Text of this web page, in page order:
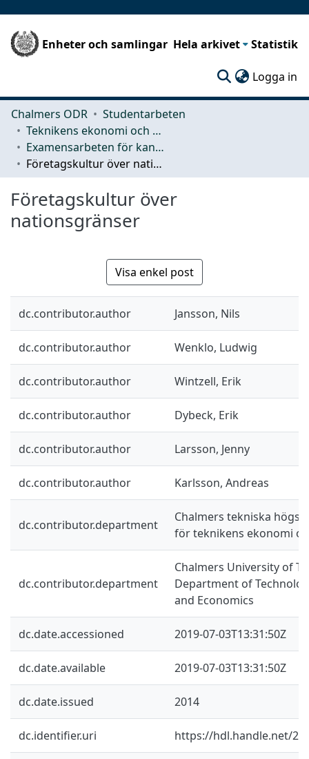
Enheter och samlingar Hela arkivet Statistik
Logga in
Chalmers ODR
Studentarbeten
Teknikens ekonomi och organisation
Examensarbeten för kandidatexamen
Företagskultur över nationsgränser
Företagskultur över
nationsgränser
Visa enkel post
dc.contributor.author Jansson, Nils
dc.contributor.author Wenklo, Ludwig
dc.contributor.author Wintzell, Erik
dc.contributor.author Dybeck, Erik
dc.contributor.author Larsson, Jenny
dc.contributor.author Karlsson, Andreas
dc.contributor.department
Chalmers tekniska
för teknikens ekonomi
dc.contributor.department
Chalmers University of
Department of
and Economics
dc.date.accessioned 2019-07-03T13:31:50Z
dc.date.available 2019-07-03T13:31:50Z
dc.date.issued 2014
dc.identifier.uri https://hdl.handle.net/